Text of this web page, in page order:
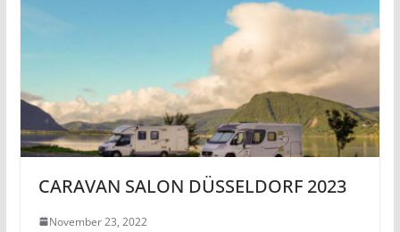
CARAVAN SALON DÜSSELDORF 2023
November 23, 2022